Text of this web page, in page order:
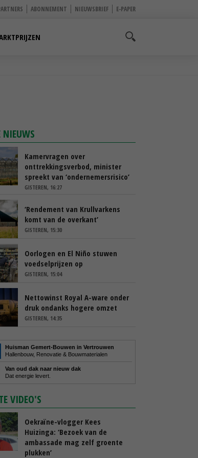
ABONNEMENT NIEUWSBRIEF E-PAPER
NIEUWS
Kamervragen over
onttrekkingsverbod, minister
spreekt van ‘ondernemersrisico’
GISTEREN, 16:27
‘Rendement van Krullvarkens
komt van de overkant’
GISTEREN, 15:30
Oorlogen en El Niño stuwen
voedselprijzen op
GISTEREN, 15:04
Nettowinst Royal A-ware onder
druk ondanks hogere omzet
GISTEREN, 14:35
Huisman Gemert-Bouwen in Vertrouwen
Hallenbouw, Renovatie & Bouwmaterialen
Van oud dak naar nieuw dak
Dat energie levert.
VIDEO'S
Oekraïne-vlogger Kees
Huizinga: ‘Bezoek van de
ambassade mag zelf groente
plukken’